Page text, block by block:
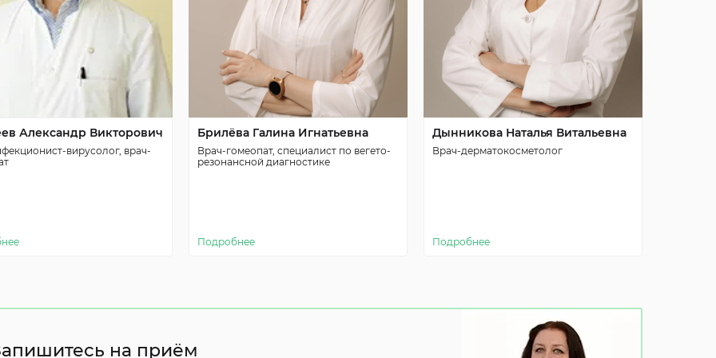
Александр Викторович
вирусолог, врач-
Брилёва Галина Игнатьевна
Врач-гомеопат, специалист по вегето-
резонансной диагностике
Подробнее
Дынникова Наталья Витальевна
Врач-дерматокосметолог
Подробнее
на приём